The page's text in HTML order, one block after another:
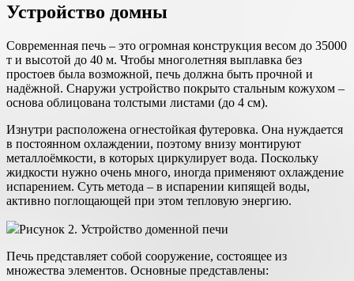
Устройство домны
Современная печь – это огромная конструкция весом до 35000
т и высотой до 40 м. Чтобы многолетняя выплавка без
простоев была возможной, печь должна быть прочной и
надёжной. Снаружи устройство покрыто стальным кожухом –
основа облицована толстыми листами (до 4 см).
Изнутри расположена огнестойкая футеровка. Она нуждается
в постоянном охлаждении, поэтому внизу монтируют
металлоёмкости, в которых циркулирует вода. Поскольку
жидкости нужно очень много, иногда применяют охлаждение
испарением. Суть метода – в испарении кипящей воды,
активно поглощающей при этом тепловую энергию.
Рисунок 2. Устройство доменной печи
Печь представляет собой сооружение, состоящее из
множества элементов. Основные представлены: